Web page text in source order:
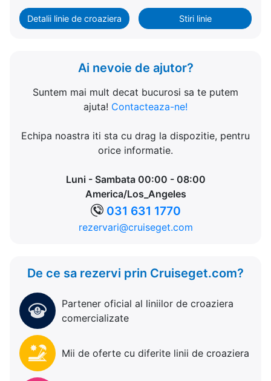
Detalii linie de croaziera Stiri linie
Ai nevoie de ajutor?
Suntem mai mult decat bucurosi sa te putem
ajuta! Contacteaza-ne!
Echipa noastra iti sta cu drag la dispozitie, pentru
orice informatie.
Luni - Sambata 00:00 - 08:00
America/Los_Angeles
031 631 1770
rezervari@cruiseget.com
De ce sa rezervi prin Cruiseget.com?
Partener oficial al liniilor de croaziera
comercializate
Mii de oferte cu diferite linii de croaziera